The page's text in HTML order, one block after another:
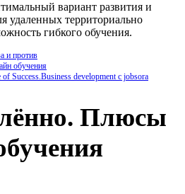
вариант развития и
удаленных территориально
гибкого обучения.
и против
обучения
of Success.Business development с jobsora
Плюсы